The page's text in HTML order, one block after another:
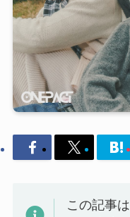
この記事は